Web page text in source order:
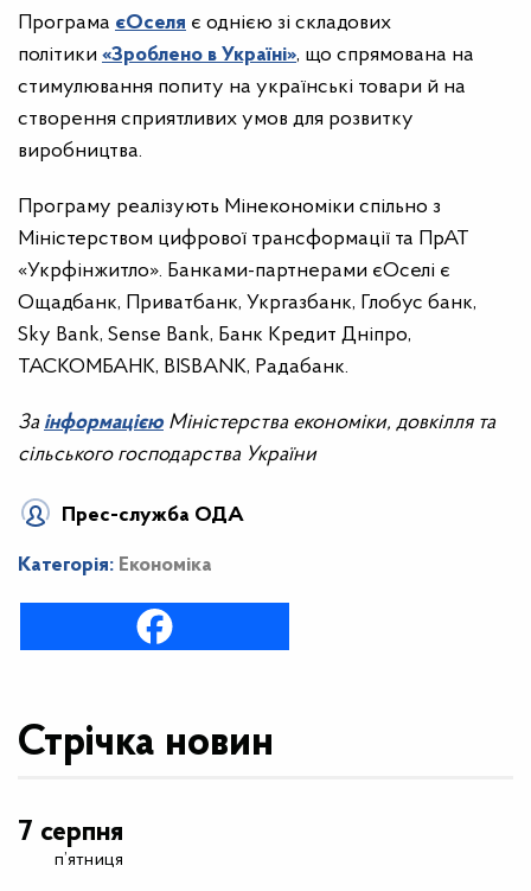
Програма єОселя є однією зі складових
політики «Зроблено в Україні», що спрямована на
стимулювання попиту на українські товари й на
створення сприятливих умов для розвитку
виробництва.
Програму реалізують Мінекономіки спільно з
Міністерством цифрової трансформації та ПрАТ
«Укрфінжитло». Банками-партнерами єОселі є
Ощадбанк, Приватбанк, Укргазбанк, Глобус банк,
Sky Bank, Sense Bank, Банк Кредит Дніпро,
ТАСКОМБАНК, BISBANK, Радабанк.
За інформацією Міністерства економіки, довкілля та
сільського господарства України
Прес-служба ОДА
Категорія: Економіка
Стрічка новин
7 серпня
п’ятниця